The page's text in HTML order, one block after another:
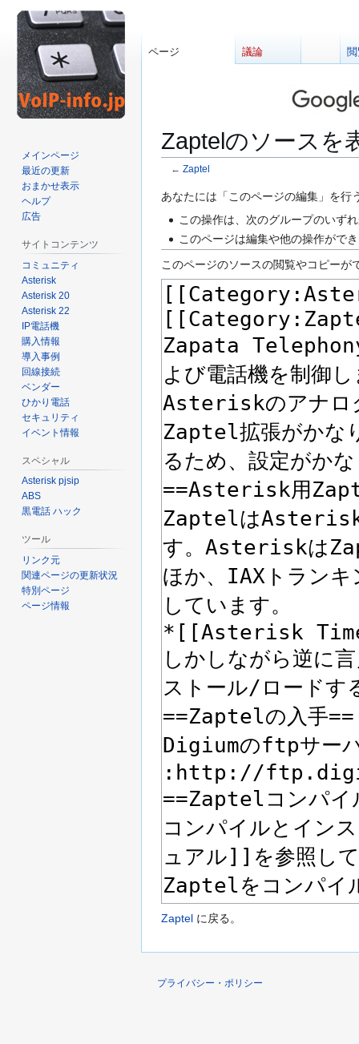
Zaptelのソースを
← Zaptel
ナ
ー
シ
ョ
ン
移
動
検
移
動
あなたには「このページの編集」を行
この操作は、次のグループのいず
このページは編集や他の操作がで
このページのソースの閲覧やコピーが
Zaptel に戻る。
ページ 議論
メインページ
最近の更新
おまかせ表示
ヘルプ
広告
サイトコンテンツ
コミュニティ
Asterisk
Asterisk 20
Asterisk 22
IP電話機
購入情報
導入事例
回線接続
ベンダー
ひかり電話
セキュリティ
イベント情報
スペシャル
Asterisk pjsip
ABS
黒電話 ハック
ツール
リンク元
関連ページの更新状況
特別ページ
ページ情報
プライバシー・ポリシー